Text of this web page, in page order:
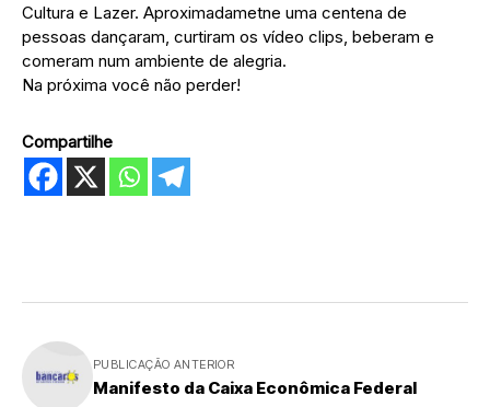
Cultura e Lazer. Aproximadametne uma centena de
pessoas dançaram, curtiram os vídeo clips, beberam e
comeram num ambiente de alegria.
Na próxima você não perder!
Compartilhe
PUBLICAÇÃO ANTERIOR
Manifesto da Caixa Econômica Federal